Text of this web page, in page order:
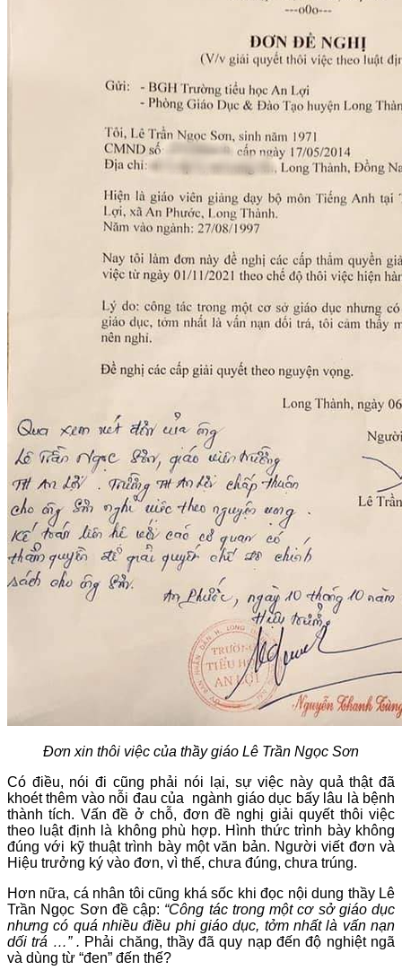
Đơn xin thôi việc của thầy giáo Lê Trần Ngọc Sơn
Có điều, nói đi cũng phải nói lại, sự việc này quả thật đã
khoét thêm vào nỗi đau của ngành giáo dục bấy lâu là bệnh
thành tích. Vấn đề ở chỗ, đơn đề nghị giải quyết thôi việc
theo luật định là không phù hợp. Hình thức trình bày không
đúng với kỹ thuật trình bày một văn bản. Người viết đơn và
Hiệu trưởng ký vào đơn, vì thế, chưa đúng, chưa trúng.
Hơn nữa, cá nhân tôi cũng khá sốc khi đọc nội dung thầy Lê
Trần Ngọc Sơn đề cập: “Công tác trong một cơ sở giáo dục
nhưng có quá nhiều điều phi giáo dục, tởm nhất là vấn nạn
dối trá …” . Phải chăng, thầy đã quy nạp đến độ nghiệt ngã
và dùng từ “đen” đến thế?